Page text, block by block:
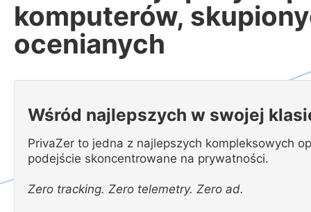
komputerów,
ocenianych
Wśród najlepszych w swojej
PrivaZer to jedna z najlepszych kompleksowych
podejście skoncentrowane na prywatności.
Zero tracking. Zero telemetry. Zero ad.